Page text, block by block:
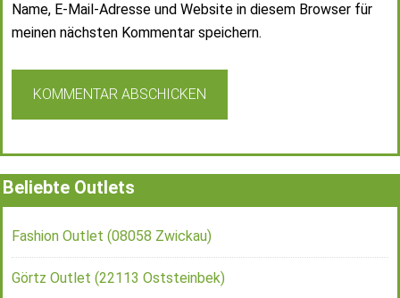
Name, E-Mail-Adresse und Website in diesem Browser für
meinen nächsten Kommentar speichern.
Beliebte Outlets
Fashion Outlet (08058 Zwickau)
Görtz Outlet (22113 Oststeinbek)